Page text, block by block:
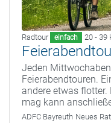
Radtour einfach 20 - 39
Jeden
Feierabendtouren.
andere etwas flotter.
mag kann
ADFC Bayreuth Neues